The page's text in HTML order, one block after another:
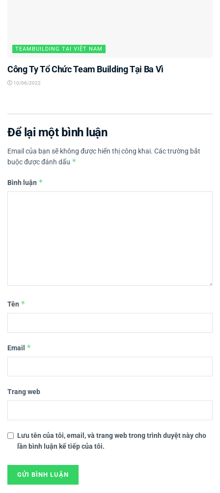
TEAMBUILDING TẠI VIỆT NAM
Công Ty Tổ Chức Team Building Tại Ba Vì
10/06/2022
Để lại một bình luận
Email của bạn sẽ không được hiển thị công khai. Các trường bắt
buộc được đánh dấu *
Bình luận *
Tên *
Email *
Trang web
Lưu tên của tôi, email, và trang web trong trình duyệt này cho
lần bình luận kế tiếp của tôi.